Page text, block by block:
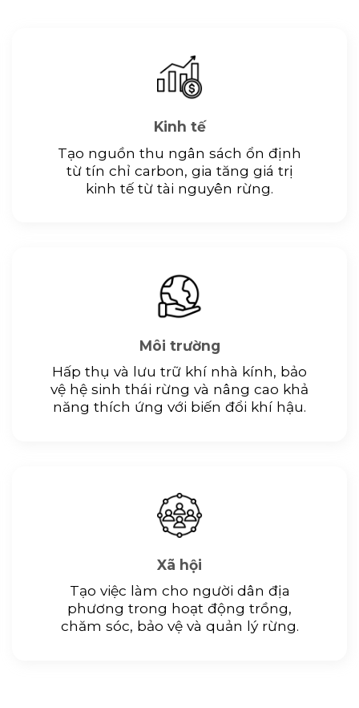
Kinh tế
Tạo nguồn thu ngân sách ổn định
từ tín chỉ carbon, gia tăng giá trị
kinh tế từ tài nguyên rừng.
Môi trường
Hấp thụ và lưu trữ khí nhà kính, bảo
vệ hệ sinh thái rừng và nâng cao khả
năng thích ứng với biến đổi khí hậu.
Xã hội
Tạo việc làm cho người dân địa
phương trong hoạt động trồng,
chăm sóc, bảo vệ và quản lý rừng.